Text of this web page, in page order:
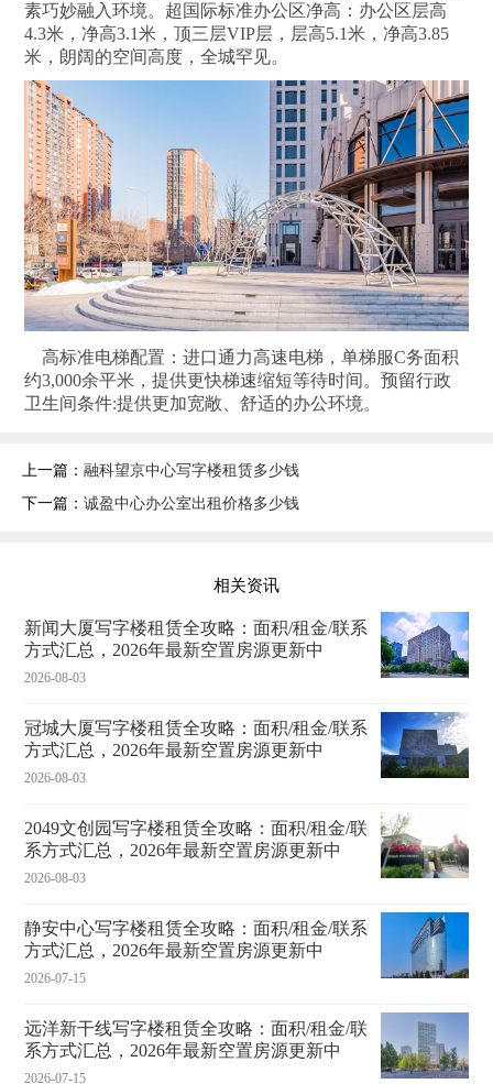
素巧妙融入环境。超国际标准办公区净高：办公区层高
4.3米，净高3.1米，顶三层VIP层，层高5.1米，净高3.85
米，朗阔的空间高度，全城罕见。
高标准电梯配置：进口通力高速电梯，单梯服C务面积
约3,000余平米，提供更快梯速缩短等待时间。预留行政
卫生间条件:提供更加宽敞、舒适的办公环境。
上一篇： 融科望京中心写字楼租赁多少钱
下一篇： 诚盈中心办公室出租价格多少钱
相关资讯
新闻大厦写字楼租赁全攻略：面积/租金/联系
方式汇总，2026年最新空置房源更新中
2026-08-03
冠城大厦写字楼租赁全攻略：面积/租金/联系
方式汇总，2026年最新空置房源更新中
2026-08-03
2049文创园写字楼租赁全攻略：面积/租金/联
系方式汇总，2026年最新空置房源更新中
2026-08-03
静安中心写字楼租赁全攻略：面积/租金/联系
方式汇总，2026年最新空置房源更新中
2026-07-15
远洋新干线写字楼租赁全攻略：面积/租金/联
系方式汇总，2026年最新空置房源更新中
2026-07-15